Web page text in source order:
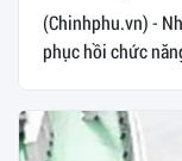
(Chinhphu.vn) -
phục hồi chức